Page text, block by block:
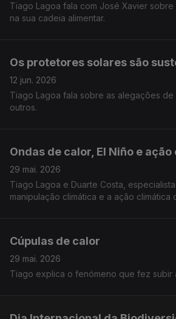
Tiago Lagoa fala com José Xavier
na sua cadeia alimentar.
Os protetores solares são
12 jun. 2026
Tiago Lagoa fala sobre as alegações
outros.
Ondas de calor, El Niño e
29 mai. 2026
Tiago Lagoa e Duarte Costa,
manipulação climática e a ação climática
Cúpulas de calor
29 mai. 2026
Tiago explica o fenómeno que fez subir